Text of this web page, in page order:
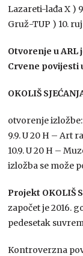
Lazareti-lađa X )
Gruž-TUP ) 10.
Otvorenje u ARL
Crvene povijesti
OKOLIŠ
otvorenje izložbe:
9.9. U 20 H – Art
10.9. U 20 H –
izložba se može
Projekt OKOLIŠ
započet je 2016.
pedesetak
Kontroverzna